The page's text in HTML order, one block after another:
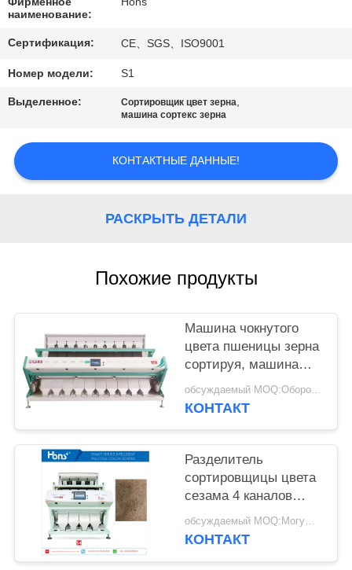
СПРОСИТЕ
ЦИТАТУ
КАРТА
САЙТА
наименование:
Сертификация: CE、SGS、ISO9001
Номер модели: S1
Выделенное: Сортировщик цвет зерна,
машина сортекс зерна
КОНТАКТНЫЕ ДАННЫЕ!
РАСКРЫТЬ ДЕТАЛИ
Похожие продукты
Машина чокнутого
цвета пшеницы зерна
сортируя, машина
разделителя цвета
миндалины
обсуждаемый MOQ:Оборотный
КОНТАКТ
Разделитель
сортировщицы цвета
сезама 4 каналов
экономический
обсуждаемый MOQ:Могущий быть предметом переговоров
КОНТАКТ